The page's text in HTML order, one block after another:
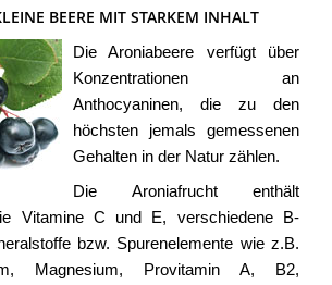
BEERE MIT STARKEM INHALT
Die Aroniabeere verfügt über
Konzentrationen an
Anthocyaninen, die zu den
höchsten jemals gemessenen
Gehalten in der Natur zählen.
Die Aroniafrucht enthält
Vitamine C und E, verschiedene B-
bzw. Spurenelemente wie z.B.
Magnesium, Provitamin A, B2,